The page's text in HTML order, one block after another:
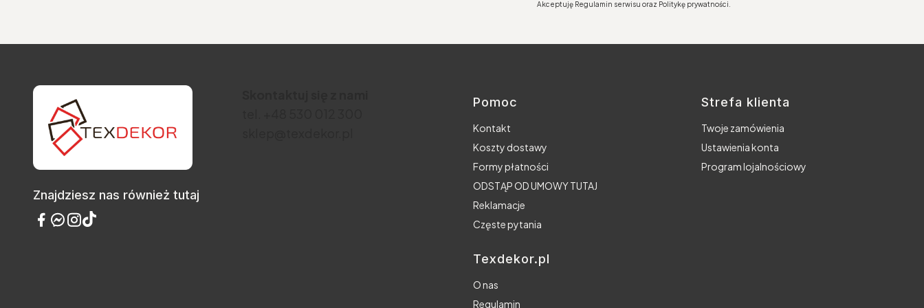
Akceptuję Regulamin serwisu oraz Politykę prywatności.
Znajdziesz nas również tutaj
Linki w stopce
Pomoc
Kontakt
Koszty dostawy
Formy płatności
ODSTĄP OD UMOWY TUTAJ
Reklamacje
Częste pytania
Strefa klienta
Twoje zamówienia
Ustawienia konta
Program lojalnościowy
Texdekor.pl
O nas
Regulamin